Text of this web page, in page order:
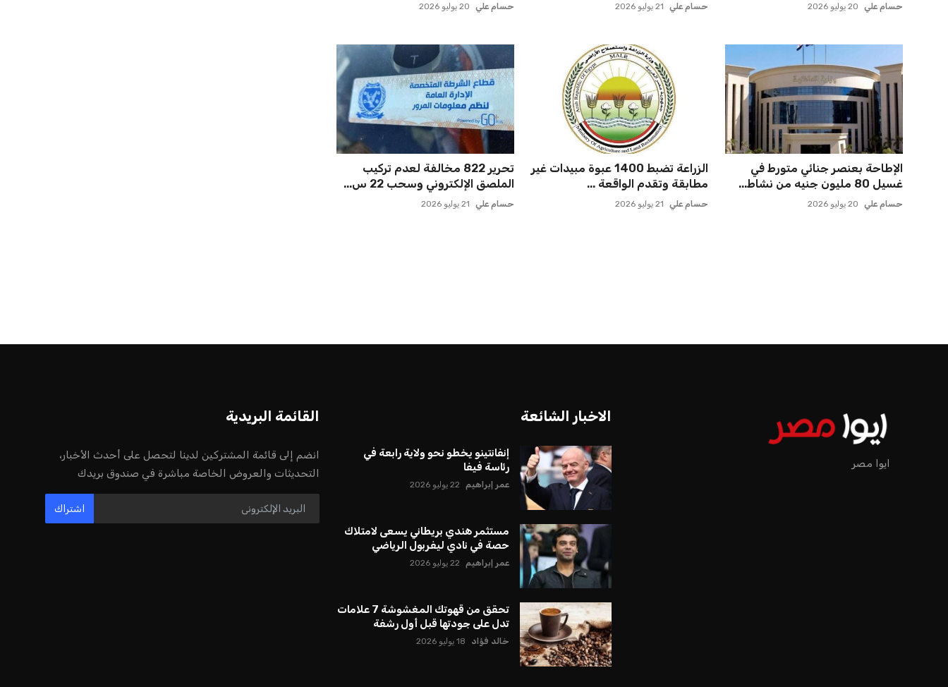
حسام علي 20 يوليو 2026 حسام علي 21 يوليو 2026 حسام علي 20 يوليو 2026
الإطاحة بعنصر جنائي متورط في
غسيل 80 مليون جنيه من نشاط...
حسام علي 20 يوليو 2026
الزراعة تضبط 1400 عبوة مبيدات غير
مطابقة وتقدم الواقعة ...
حسام علي 21 يوليو 2026
تحرير 822 مخالفة لعدم تركيب
الملصق الإلكتروني وسحب 22 س...
حسام علي 21 يوليو 2026
إنفانتينو يخطو نحو ولاية رابعة في رئاسة فيفا
عمر إبراهيم
عمر إبراهيم 22 يوليو 2026
مستثمر هندي بريطاني يسعى لامتلاك
حصة في نادي ليفربول الرياضي